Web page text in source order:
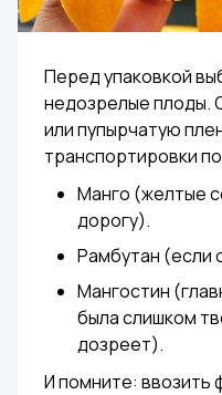
Перед упаковкой
недозрелые плоды.
или пупырчатую
транспортировки
Манго (желтые
дорогу).
Рамбутан (если
Мангостин
была слишком
дозреет).
И помните: ввозить